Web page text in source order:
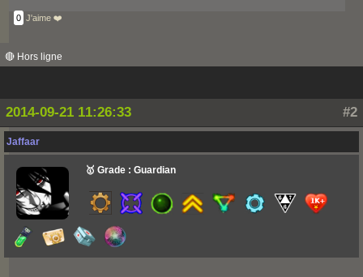
0 J'aime ❤️
🔴 Hors ligne
#2
2014-09-21 11:26:33
Jaffaar
🥇 Grade : Guardian